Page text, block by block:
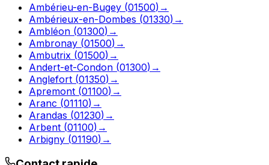
Ambérieu-en-Bugey (01500) →
Ambérieux-en-Dombes (01330) →
Ambléon (01300) →
Ambronay (01500) →
Ambutrix (01500) →
Andert-et-Condon (01300) →
Anglefort (01350) →
Apremont (01100) →
Aranc (01110) →
Arandas (01230) →
Arbent (01100) →
Arbigny (01190) →